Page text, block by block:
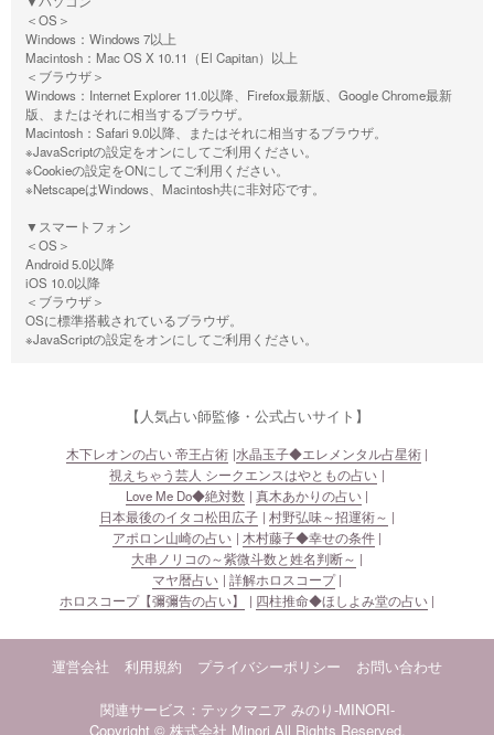
＜OS＞
Windows：Windows 7以上
Macintosh：Mac OS X 10.11（El Capitan）以上
＜ブラウザ＞
Windows：Internet Explorer 11.0以降、Firefox最新版、Google Chrome最新
版、またはそれに相当するブラウザ。
Macintosh：Safari 9.0以降、またはそれに相当するブラウザ。
※JavaScriptの設定をオンにしてご利用ください。
※Cookieの設定をONにしてご利用ください。
※NetscapeはWindows、Macintosh共に非対応です。
＜OS＞
Android 5.0以降
iOS 10.0以降
＜ブラウザ＞
OSに標準搭載されているブラウザ。
※JavaScriptの設定をオンにしてご利用ください。
【人気占い師監修・公式占いサイト】
木下レオンの占い 帝王占術
水晶玉子◆エレメンタル占星術
視えちゃう芸人 シークエンスはやともの占い
Love Me Do◆絶対数 真木あかりの占い
日本最後のイタコ松田広子 村野弘味～招運術～
アポロン山崎の占い 木村藤子◆幸せの条件
大串ノリコの～紫微斗数と姓名判断～
マヤ暦占い 詳解ホロスコープ
ホロスコープ【彌彌告の占い】 四柱推命◆ほしよみ堂の占い
運営会社 利用規約 プライバシーポリシー お問い合わせ
関連サービス：テックマニア
みのり-MINORI-
Copyright © 株式会社 Minori All Rights Reserved.